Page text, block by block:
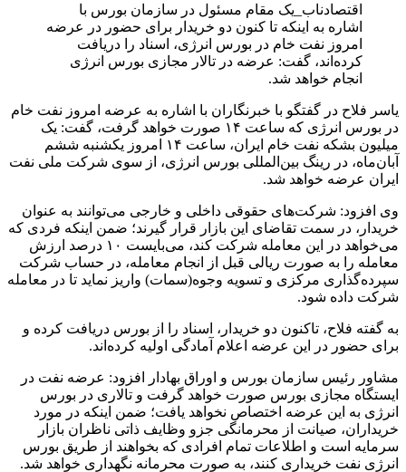
اقتصادناب_یک مقام مسئول در سازمان بورس با
اشاره به اینکه تا کنون دو خریدار برای حضور در عرضه
امروز نفت خام در بورس انرژی، اسناد را دریافت
کرده‌اند، گفت: عرضه در تالار مجازی بورس انرژی
انجام خواهد شد.
یاسر فلاح در گفتگو با خبرنگاران با اشاره به عرضه امروز نفت خام
در بورس انرژی که ساعت ۱۴ صورت خواهد گرفت، گفت: یک
میلیون بشکه نفت خام ایران، ساعت ۱۴ امروز یکشنبه ششم
آبان‌ماه، در رینگ بین‌المللی بورس انرژی، از سوی شرکت ملی نفت
ایران عرضه خواهد شد.
وی افزود: شرکت‌های حقوقی داخلی و خارجی می‌توانند به عنوان
خریدار، در سمت تقاضای این بازار قرار گیرند؛ ضمن اینکه فردی که
می‌خواهد در این معامله شرکت کند، می‌بایست ۱۰ درصد ارزش
معامله را به صورت ریالی قبل از انجام معامله، در حساب شرکت
سپرده‌گذاری مرکزی و تسویه وجوه(سمات) واریز نماید تا در معامله
شرکت داده شود.
به گفته فلاح، تاکنون دو خریدار، اسناد را از بورس دریافت کرده و
برای حضور در این عرضه اعلام آمادگی اولیه کرده‌اند.
مشاور رئیس سازمان بورس و اوراق بهادار افزود: عرضه نفت در
ایستگاه مجازی بورس صورت خواهد گرفت و تالاری در بورس
انرژی به این عرضه اختصاص نخواهد یافت؛ ضمن اینکه در مورد
خریداران، صیانت از محرمانگی جزو وظایف ذاتی ناظران بازار
سرمایه است و اطلاعات تمام افرادی که بخواهند از طریق بورس
انرژی نفت خریداری کنند، به صورت محرمانه نگهداری خواهد شد.